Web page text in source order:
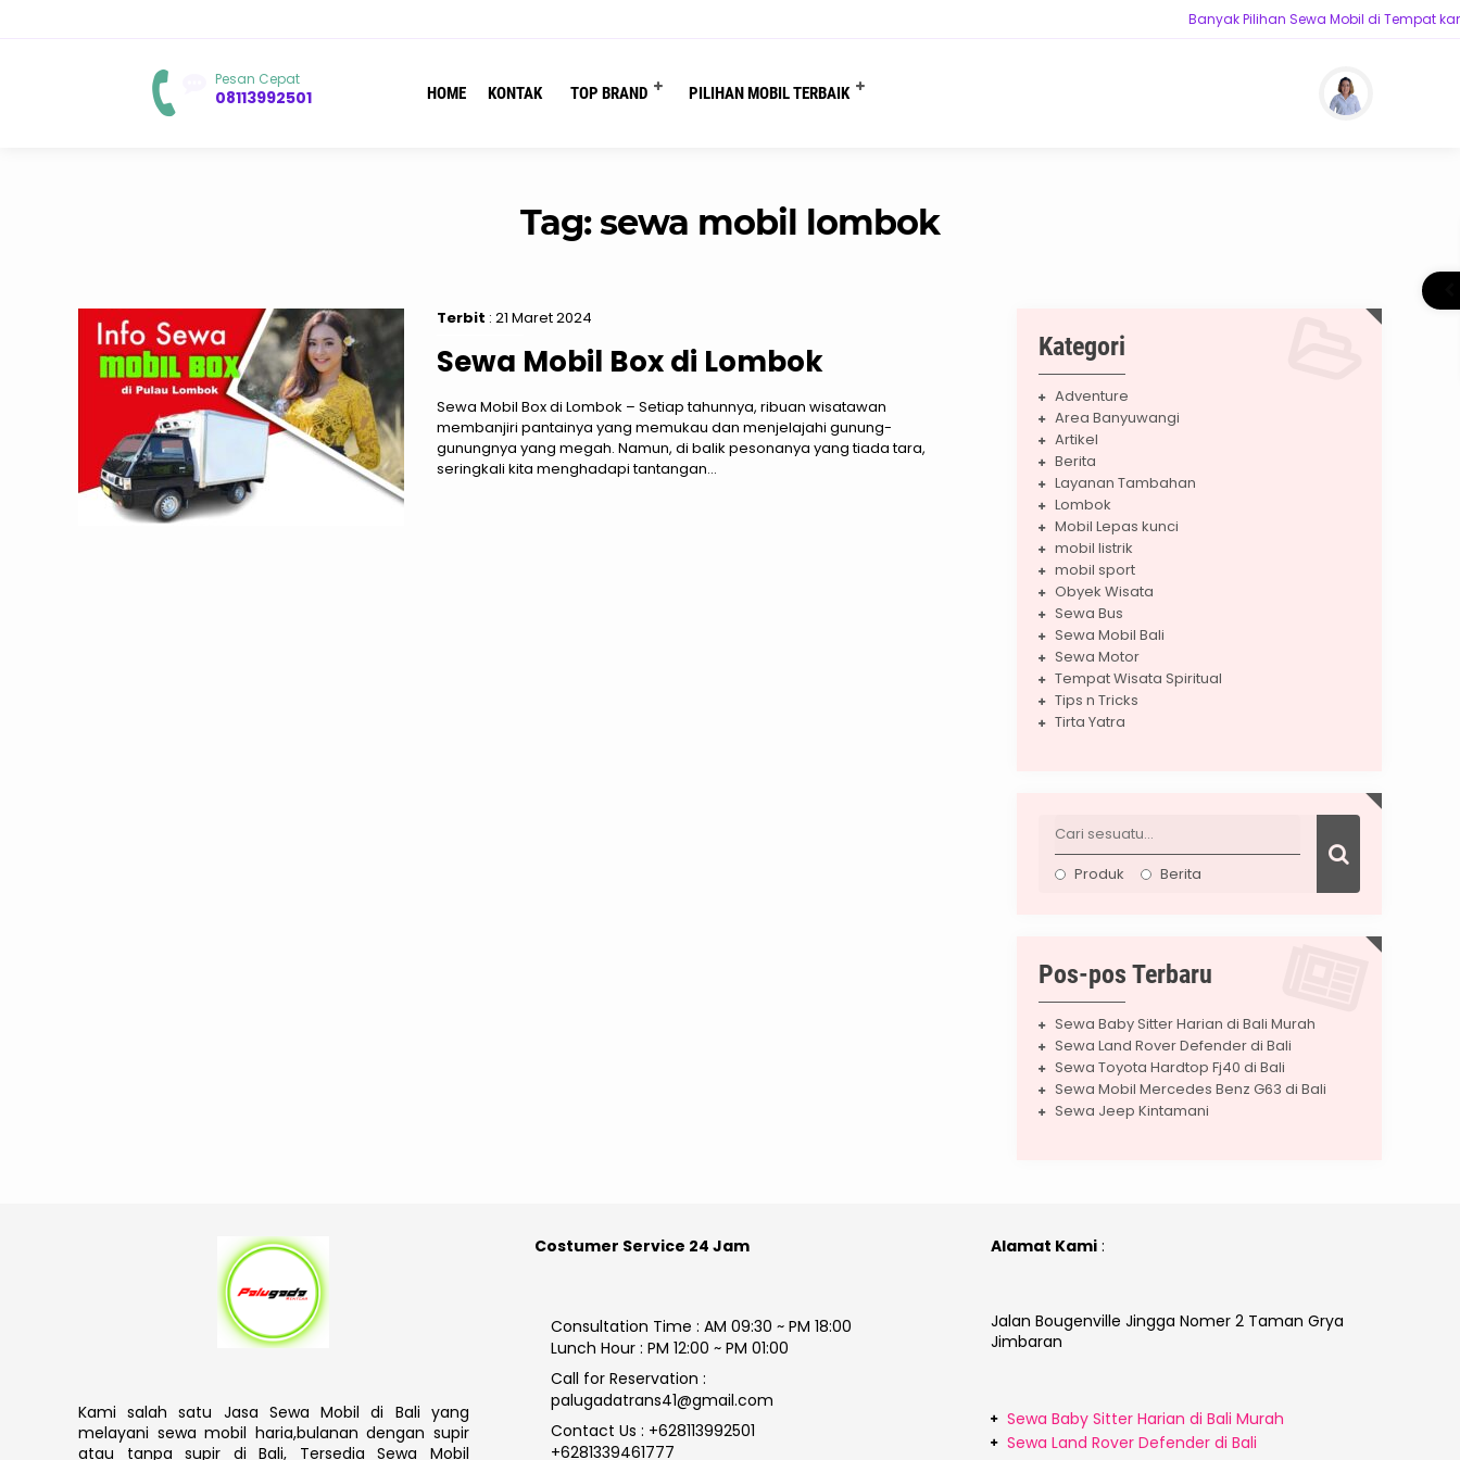
Banyak Pilihan Sewa Mobil di Tempat
Pesan Cepat
08113992501 HOME KONTAK TOP BRAND PILIHAN MOBIL TERBAIK
Tag:sewa mobil lombok
Terbit : 21 Maret 2024
Sewa Mobil Box di Lombok
Sewa Mobil Box di Lombok – Setiap tahunnya, ribuan wisatawan
membanjiri pantainya yang memukau dan menjelajahi gunung-
gunungnya yang megah. Namun, di balik pesonanya yang tiada tara,
seringkali kita menghadapi tantangan...
Kategori
Adventure
Area Banyuwangi
Artikel
Berita
Layanan Tambahan
Lombok
Mobil Lepas kunci
mobil listrik
mobil sport
Obyek Wisata
Sewa Bus
Sewa Mobil Bali
Sewa Motor
Tempat Wisata Spiritual
Tips n Tricks
Tirta Yatra
Produk Berita
Pos-pos Terbaru
Sewa Baby Sitter Harian di Bali Murah
Sewa Land Rover Defender di Bali
Sewa Toyota Hardtop Fj40 di Bali
Sewa Mobil Mercedes Benz G63 di Bali
Sewa Jeep Kintamani
Kami salah satu Jasa Sewa Mobil di Bali yang
melayani sewa mobil haria,bulanan dengan supir
atau tanpa supir di Bali, Tersedia Sewa Mobil
Costumer Service 24 Jam
Consultation Time : AM 09:30 ~ PM 18:00
Lunch Hour : PM 12:00 ~ PM 01:00
Call for Reservation :
palugadatrans41@gmail.com
Contact Us : +628113992501
+6281339461777
Alamat Kami:
Jalan Bougenville Jingga Nomer 2 Taman Grya
Jimbaran
Sewa Baby Sitter Harian di Bali Murah
Sewa Land Rover Defender di Bali